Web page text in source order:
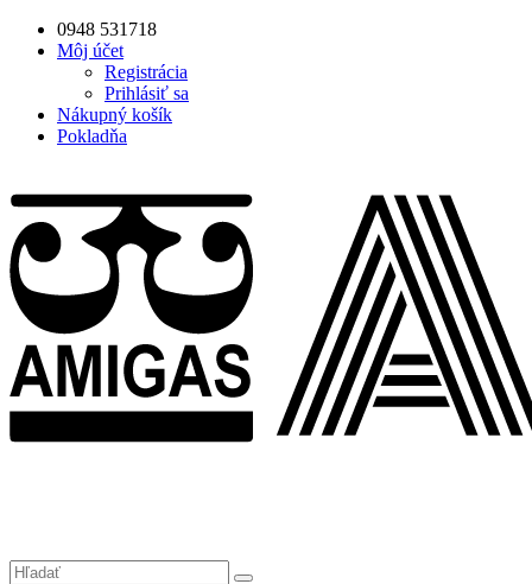
0948 531718
Môj účet
Registrácia
Prihlásiť sa
Nákupný košík
Pokladňa